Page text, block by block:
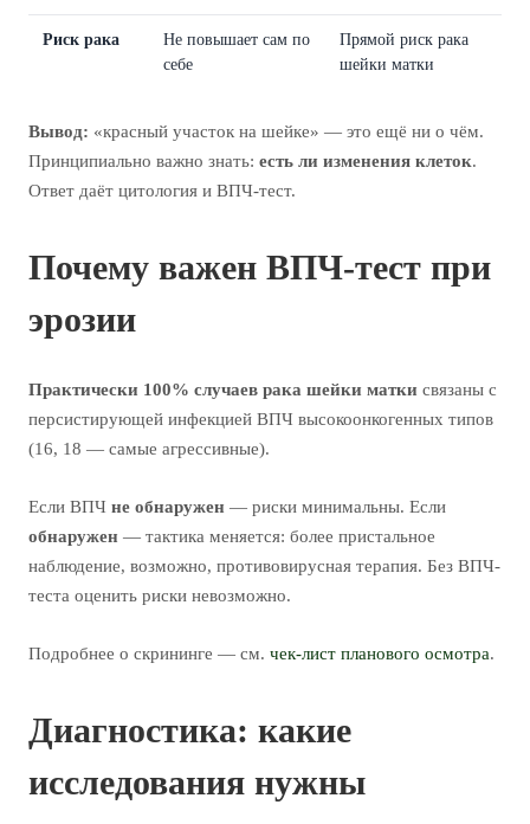
Риск рака
Не повышает сам по
себе
Прямой риск рака
шейки матки
Вывод: «красный участок на шейке» — это ещё ни о чём.
Принципиально важно знать: есть ли изменения клеток.
Ответ даёт цитология и ВПЧ-тест.
Почему важен ВПЧ-тест при
эрозии
Практически 100% случаев рака шейки матки связаны с
персистирующей инфекцией ВПЧ высокоонкогенных типов
(16, 18 — самые агрессивные).
Если ВПЧ не обнаружен — риски минимальны. Если
обнаружен — тактика меняется: более пристальное
наблюдение, возможно, противовирусная терапия. Без ВПЧ-
теста оценить риски невозможно.
Подробнее о скрининге — см. чек-лист планового осмотра.
Диагностика: какие
исследования нужны